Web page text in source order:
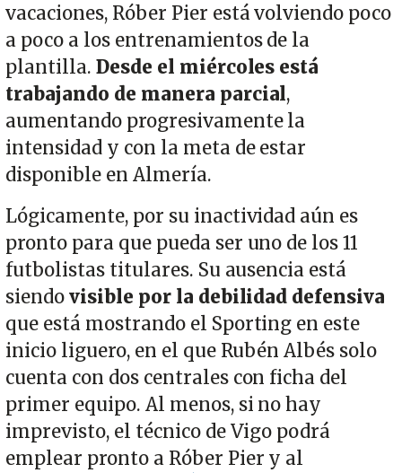
vacaciones, Róber Pier está volviendo poco
a poco a los entrenamientos de la
plantilla. Desde el miércoles está
trabajando de manera parcial,
aumentando progresivamente la
intensidad y con la meta de estar
disponible en Almería.
Lógicamente, por su inactividad aún es
pronto para que pueda ser uno de los 11
futbolistas titulares. Su ausencia está
siendovisible por la debilidad defensiva
que está mostrando el Sporting en este
inicio liguero, en el que Rubén Albés solo
cuenta con dos centrales con ficha del
primer equipo. Al menos, si no hay
imprevisto, el técnico de Vigo podrá
emplear pronto a Róber Pier y al